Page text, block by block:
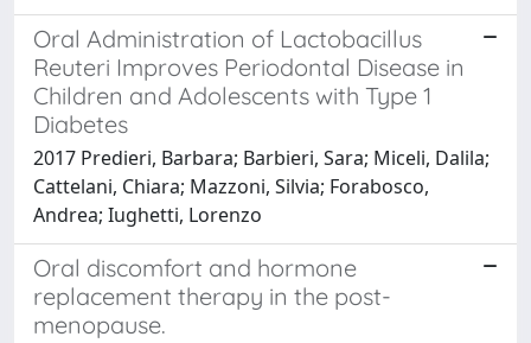
Oral Administration of Lactobacillus
Reuteri Improves Periodontal Disease in
Children and Adolescents with Type 1
Diabetes
2017 Predieri, Barbara; Barbieri, Sara; Miceli, Dalila;
Cattelani, Chiara; Mazzoni, Silvia; Forabosco,
Andrea; Iughetti, Lorenzo
Oral discomfort and hormone
replacement therapy in the post-
menopause.